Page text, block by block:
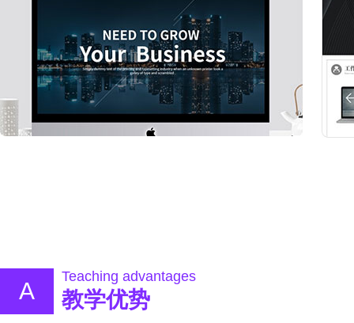
A
Teaching advantages
教学优势